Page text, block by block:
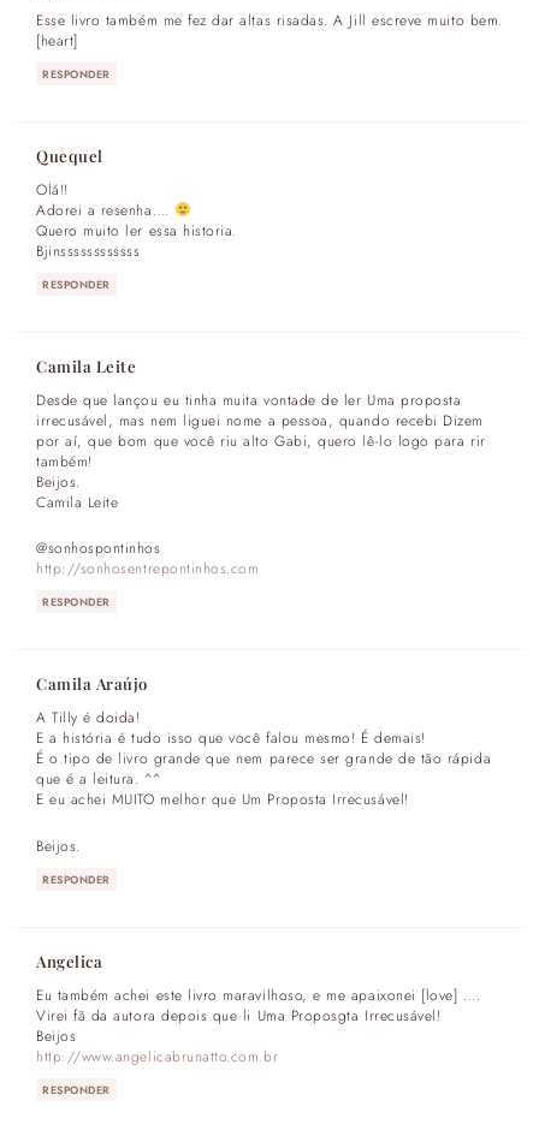
Esse livro também me fez dar altas risadas. A Jill escreve muito bem.
[heart]
RESPONDER
Quequel
Olá!!
Adorei a resenha….
Quero muito ler essa historia.
Bjinssssssssssss
RESPONDER
Camila Leite
Desde que lançou eu tinha muita vontade de ler Uma proposta
irrecusável, mas nem liguei nome a pessoa, quando recebi Dizem
por aí, que bom que você riu alto Gabi, quero lê-lo logo para rir
também!
Beijos.
Camila Leite
@sonhospontinhos
http://sonhosentrepontinhos.com
RESPONDER
Camila Araújo
A Tilly é doida!
E a história é tudo isso que você falou mesmo! É demais!
É o tipo de livro grande que nem parece ser grande de tão rápida
que é a leitura. ^^
E eu achei MUITO melhor que Um Proposta Irrecusável!
Beijos.
RESPONDER
Angelica
Eu também achei este livro maravilhoso, e me apaixonei [love] ….
Virei fã da autora depois que li Uma Proposgta Irrecusável!
Beijos
http://www.angelicabrunatto.com.br
RESPONDER